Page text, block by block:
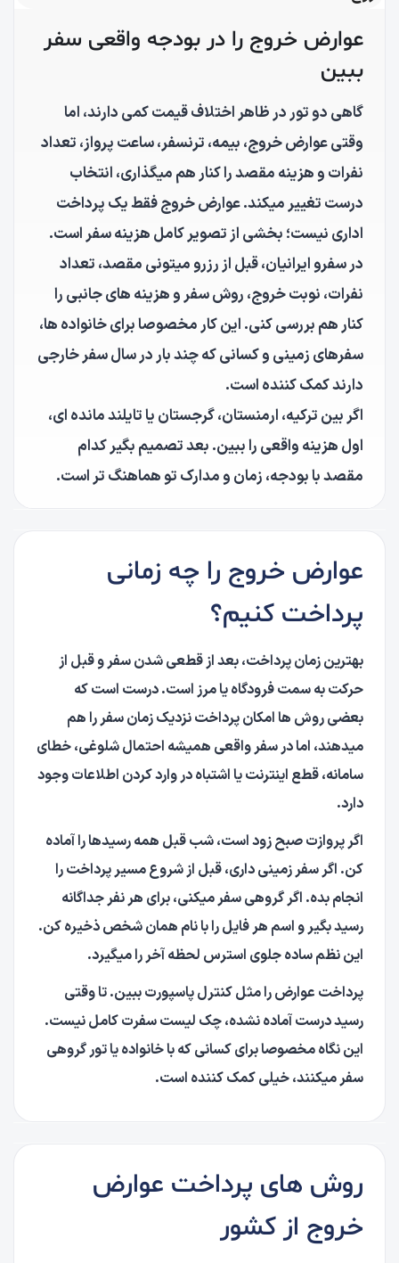
عوارض خروج را در بودجه واقعی سفر
ببین
گاهی دو تور در ظاهر اختلاف قیمت کمی دارند، اما
وقتی عوارض خروج، بیمه، ترنسفر، ساعت پرواز، تعداد
نفرات و هزینه مقصد را کنار هم میگذاری، انتخاب
درست تغییر میکند. عوارض خروج فقط یک پرداخت
اداری نیست؛ بخشی از تصویر کامل هزینه سفر است.
در سفرو ایرانیان، قبل از رزرو میتونی مقصد، تعداد
نفرات، نوبت خروج، روش سفر و هزینه های جانبی را
کنار هم بررسی کنی. این کار مخصوصا برای خانواده ها،
سفرهای زمینی و کسانی که چند بار در سال سفر خارجی
دارند کمک کننده است.
اگر بین ترکیه، ارمنستان، گرجستان یا تایلند مانده ای،
اول هزینه واقعی را ببین. بعد تصمیم بگیر کدام
مقصد با بودجه، زمان و مدارک تو هماهنگ تر است.
عوارض خروج را چه زمانی
پرداخت کنیم؟
بهترین زمان پرداخت، بعد از قطعی شدن سفر و قبل از
حرکت به سمت فرودگاه یا مرز است. درست است که
بعضی روش ها امکان پرداخت نزدیک زمان سفر را هم
میدهند، اما در سفر واقعی همیشه احتمال شلوغی، خطای
سامانه، قطع اینترنت یا اشتباه در وارد کردن اطلاعات وجود
دارد.
اگر پروازت صبح زود است، شب قبل همه رسیدها را آماده
کن. اگر سفر زمینی داری، قبل از شروع مسیر پرداخت را
انجام بده. اگر گروهی سفر میکنی، برای هر نفر جداگانه
رسید بگیر و اسم هر فایل را با نام همان شخص ذخیره کن.
این نظم ساده جلوی استرس لحظه آخر را میگیرد.
پرداخت عوارض را مثل کنترل پاسپورت ببین. تا وقتی
رسید درست آماده نشده، چک لیست سفرت کامل نیست.
این نگاه مخصوصا برای کسانی که با خانواده یا تور گروهی
سفر میکنند، خیلی کمک کننده است.
روش های پرداخت عوارض
خروج از کشور